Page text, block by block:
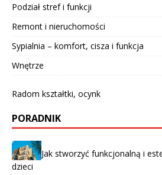
Podział stref i funkcji
Remont i nieruchomości
Sypialnia – komfort, cisza i funkcja
Wnętrze
Radom kształtki, ocynk
PORADNIK
Jak stworzyć funkcjonalną i
dzieci